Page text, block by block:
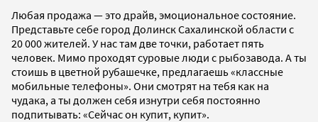
Любая продажа — это драйв, эмоциональное состояние.
Представьте себе город Долинск Сахалинской области с
20 000 жителей. У нас там две точки, работает пять
человек. Мимо проходят суровые люди с рыбозавода. А ты
стоишь в цветной рубашечке, предлагаешь «классные
мобильные телефоны». Они смотрят на тебя как на
чудака, а ты должен себя изнутри себя постоянно
подпитывать: «Сейчас он купит, купит».